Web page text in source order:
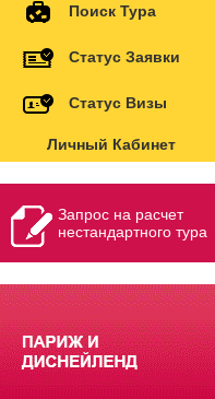
Поиск Тура
Статус Заявки
Статус Визы
Личный Кабинет
Запрос на расчет
нестандартного тура